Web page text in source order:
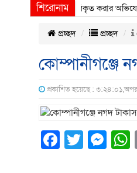
শিরোনাম
ইতিহাস বিকৃত করার
প্রচ্ছদ প্রচ্ছদ
কোম্পানীগঞ্জে
প্রকাশিত হয়েছে :